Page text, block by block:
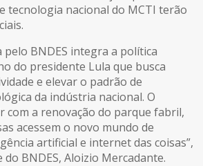
tecnologia nacional do MCTI terão
pelo BNDES integra a política
do presidente Lula que busca
e elevar o padrão de
da indústria nacional. O
a renovação do parque fabril,
acessem o novo mundo de
artificial e internet das coisas”,
BNDES, Aloizio Mercadante.